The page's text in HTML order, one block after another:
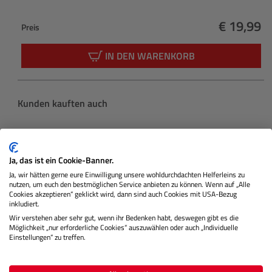
Preis € 19,99
IN DEN WARENKORB
Produktgalerie überspringen
Kunden kauften auch
Ja, das ist ein Cookie-Banner.
Ja, wir hätten gerne eure Einwilligung unsere wohldurchdachten Helferleins zu
nutzen, um euch den bestmöglichen Service anbieten zu können. Wenn auf „Alle
Cookies akzeptieren“ geklickt wird, dann sind auch Cookies mit USA-Bezug
inkludiert.
Wir verstehen aber sehr gut, wenn ihr Bedenken habt, deswegen gibt es die
Möglichkeit „nur erforderliche Cookies“ auszuwählen oder auch „Individuelle
Einstellungen“ zu treffen.